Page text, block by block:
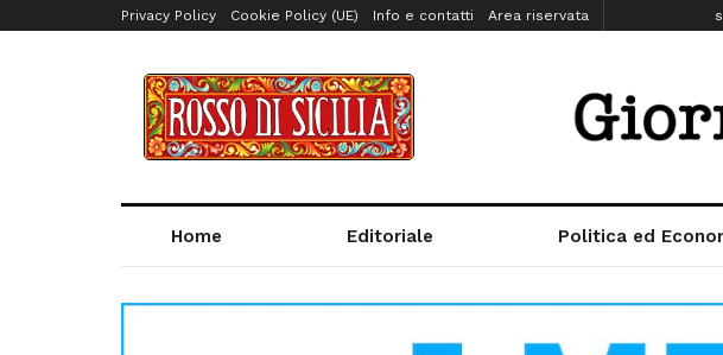
Privacy Policy Cookie Policy (UE) Info e contatti Area riservata
Home Editoriale Politica ed